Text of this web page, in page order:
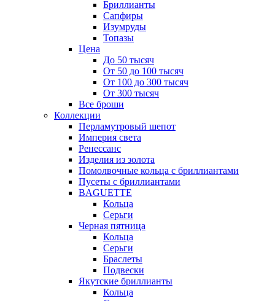
Бриллианты
Сапфиры
Изумруды
Топазы
Цена
До 50 тысяч
От 50 до 100 тысяч
От 100 до 300 тысяч
От 300 тысяч
Все броши
Коллекции
Перламутровый шепот
Империя света
Ренессанс
Изделия из золота
Помолвочные кольца с бриллиантами
Пусеты с бриллиантами
BAGUETTE
Кольца
Серьги
Черная пятница
Кольца
Серьги
Браслеты
Подвески
Якутские бриллианты
Кольца